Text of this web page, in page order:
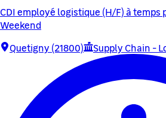
CDI employé logistique (H/F) à
Weekend
Quetigny (21800)
Supply Chain -